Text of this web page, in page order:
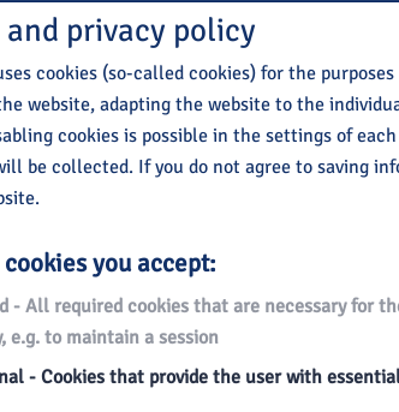
Warszawie zabiorą Was:
– etnolożka, przewodniczka po
książek dla dzieci i kulinarnych.
– ilustrator książek dla dzieci, twórca filmów
nauczyciel akademicki. Mieszka i pracuje w
serdecznie pozdrawia stolicę.
z nami na pełną przygód wędrówkę po
TUTAJ:
and privacy policy
cookies (so-called cookies) for the
website, adapting the website to the
cookies is possible in the settings of
be collected. If you do not agree to saving
you accept:
- All required cookies that are necessary for
e.g. to maintain a session
- Cookies that provide the user with